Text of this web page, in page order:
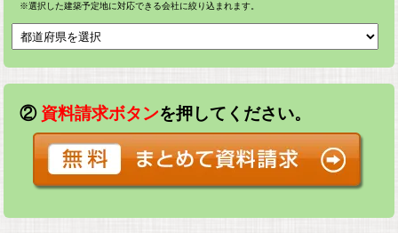
※選択した建築予定地に対応できる会社に絞り込まれます。
② 資料請求ボタンを押してください。